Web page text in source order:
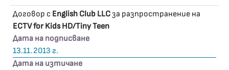
Договор с English Club LLCза разпространение на
ECTV for Kids HD/Tiny Teen
Дата на подписване
13.11.2013 г.
Дата на изтичане